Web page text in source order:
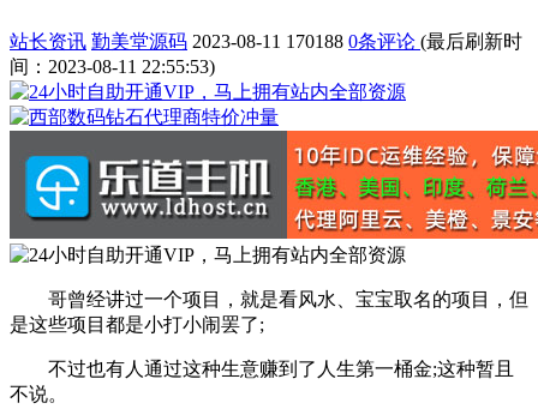
站长资讯 勤美堂源码 2023-08-11 170188 0条评论 (最后刷新时
间：2023-08-11 22:55:53)
哥曾经讲过一个项目，就是看风水、宝宝取名的项目，但
是这些项目都是小打小闹罢了;
不过也有人通过这种生意赚到了人生第一桶金;这种暂且
不说。